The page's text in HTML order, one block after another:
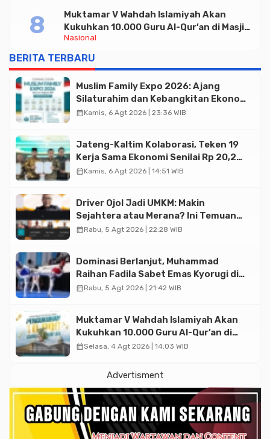
Nasional
Muktamar V Wahdah Islamiyah Akan
Kukuhkan 10.000 Guru Al-Qur’an di Masjid
Istiqlal
BERITA TERBARU
Muslim Family Expo 2026: Ajang
Silaturahim dan Kebangkitan Ekonomi
Halal di Jakarta
calendar_monthKamis, 6 Agt 2026 | 23:36 WIB
Jateng-Kaltim Kolaborasi, Teken 19
Kerja Sama Ekonomi Senilai Rp 20,2
Triliun
calendar_monthKamis, 6 Agt 2026 | 14:51 WIB
Driver Ojol Jadi UMKM: Makin
Sejahtera atau Merana? Ini Temuan
Diskusi Paramadina
calendar_monthRabu, 5 Agt 2026 | 22:28 WIB
Dominasi Berlanjut, Muhammad
Raihan Fadila Sabet Emas Kyorugi di
Asian Taekwondo Indonesia Open
calendar_monthRabu, 5 Agt 2026 | 21:42 WIB
Muktamar V Wahdah Islamiyah Akan
Kukuhkan 10.000 Guru Al-Qur’an di
Masjid Istiqlal
calendar_monthSelasa, 4 Agt 2026 | 14:03 WIB
Advertisment